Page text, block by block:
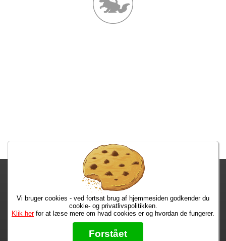
Fragtgebyret er DKK 59,95 • Fragtgebyret bortfalder ved køb over
DKK 299,00
Bestiller du i dag, har du dine varer på tirsdag!
Max 50 kr. Bøger til en 🐕
★★★★★
Læs hvad vores kunder siger om os på Trustpilot
Vi bruger cookies - ved fortsat brug af hjemmesiden godkender du
cookie- og privatlivspolitikken.
Klik herfor at læse mere om hvad cookies er og hvordan de fungerer.
Forstået